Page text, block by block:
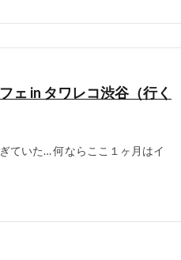
ェ in タワレコ渋谷（行く
ていた… 何ならここ１ヶ月はイ